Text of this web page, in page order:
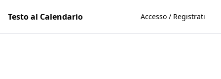
Testo al Calendario Accesso / Registrati